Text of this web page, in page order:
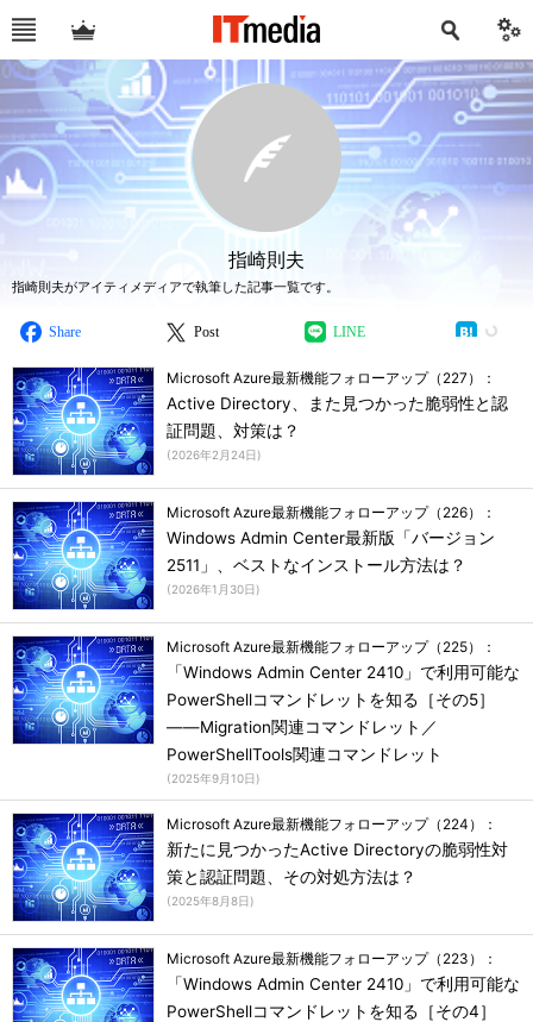
指崎則夫
指崎則夫がアイティメディアで執筆した記事一覧です。
Share Post LINE
Microsoft Azure最新機能フォローアップ（227）：
Active Directory、また見つかった脆弱性と認
証問題、対策は？
(2026年2月24日)
Microsoft Azure最新機能フォローアップ（226）：
Windows Admin Center最新版「バージョン
2511」、ベストなインストール方法は？
(2026年1月30日)
Microsoft Azure最新機能フォローアップ（225）：
「Windows Admin Center 2410」で利用可能な
PowerShellコマンドレットを知る［その5］
――Migration関連コマンドレット／
PowerShellTools関連コマンドレット
(2025年9月10日)
Microsoft Azure最新機能フォローアップ（224）：
新たに見つかったActive Directoryの脆弱性対
策と認証問題、その対処方法は？
(2025年8月8日)
Microsoft Azure最新機能フォローアップ（223）：
「Windows Admin Center 2410」で利用可能な
PowerShellコマンドレットを知る［その4］